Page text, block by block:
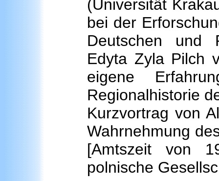
(Universität
bei der
Deutschen und
Edyta Zyla Pilch
eigene
Regionalhistorie
Kurzvortrag von
Wahrnehmung
[Amtszeit von
polnische